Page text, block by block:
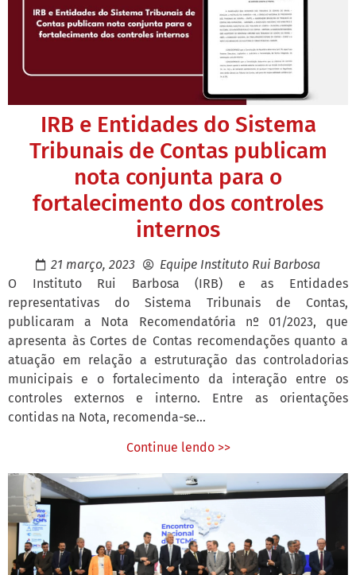
IRB e Entidades do Sistema
Tribunais de Contas publicam
nota conjunta para o
fortalecimento dos controles
internos
21 março, 2023
Equipe Instituto Rui Barbosa
O Instituto Rui Barbosa (IRB) e as Entidades
representativas do Sistema Tribunais de Contas,
publicaram a Nota Recomendatória nº 01/2023, que
apresenta às Cortes de Contas recomendações quanto a
atuação em relação a estruturação das controladorias
municipais e o fortalecimento da interação entre os
controles externos e interno. Entre as orientações
contidas na Nota, recomenda-se...
Continue lendo >>